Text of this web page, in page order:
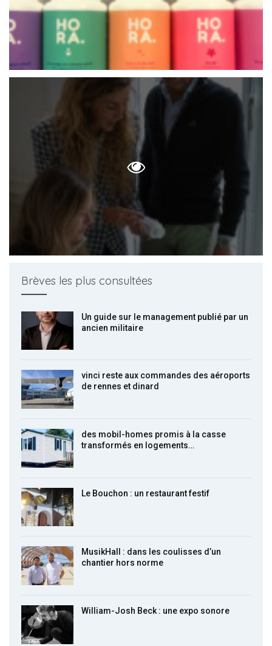
Brèves les plus consultées
Un guide sur le management publié par un
ancien militaire
vinci reste aux commandes des aéroports
de rennes et dinard
des mobil-homes promis à la casse
transformés en logements…
Le Bouchon : un restaurant festif
MusikHall : dans les coulisses d’un
chantier hors norme
William-Josh Beck : une expo sonore